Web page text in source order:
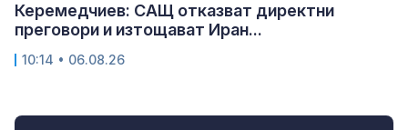
Керемедчиев: САЩ отказват директни
преговори и изтощават Иран...
10:14 • 06.08.26